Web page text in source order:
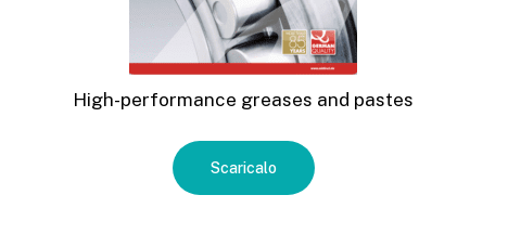
High-performance greases and pastes
Scaricalo